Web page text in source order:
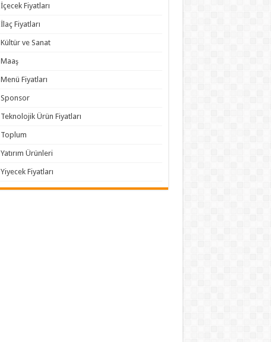
İçecek Fiyatları
İlaç Fiyatları
Kültür ve Sanat
Maaş
Menü Fiyatları
Sponsor
Teknolojik Ürün Fiyatları
Toplum
Yatırım Ürünleri
Yiyecek Fiyatları